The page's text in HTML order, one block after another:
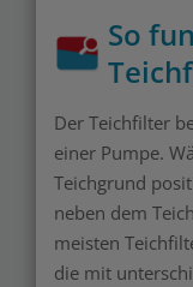
So
Der Teichfilter
einer Pumpe.
Teichgrund
neben dem
meisten
die mit